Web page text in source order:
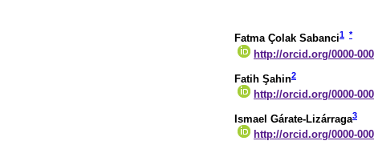
Fatma Çolak Sabanci1 *
http://orcid.org/0000-
Fatih Şahin2
http://orcid.org/0000-
Ismael Gárate-Lizárraga3
http://orcid.org/0000-